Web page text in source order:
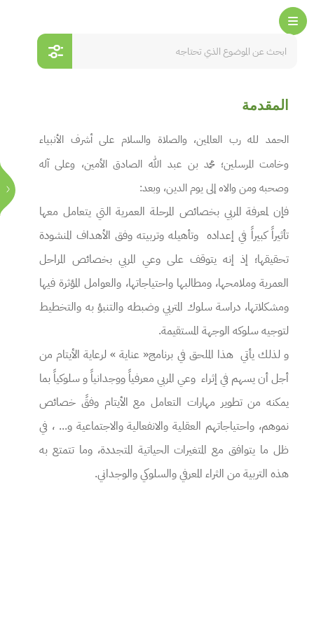
المقدمة
الحمد لله رب العالمين، والصلاة والسلام على أشرف الأنبياء
وخامت المرسلين؛ محمد بن عبد الله الصادق الأمين، وعلى آله
وصحبه ومن والاه إلى يوم الدين، وبعد:
فإن لمعرفة المربي بخصائص المرحلة العمرية التي يتعامل معها
تأثيراً كبيراً في إعداده وتأهيله وتربيته وفق الأهداف المنشودة
تحقيقها؛ إذ إنه يتوقف على وعي المربي بخصائص المراحل
العمرية وملامحها، ومطالبها واحتياجاتها، والعوامل المؤثرة فيها
ومشكلاتها، دراسة سلوك المتربي وضبطه والتنبؤ به والتخطيط
لتوجيه سلوكه الوجهة المستقيمة.
و لذلك يأتي هذا الملحق في برنامج« عناية » لرعاية الأيتام من
أجل أن يسهم في إثراء وعي المربي معرفياً ووجدانياً و سلوكياً بما
يمكنه من تطوير مهارات التعامل مع الأيتام وفقً خصائص
نموهم، واحتياجاتهم العقلية والانفعالية والاجتماعية و... ، في
ظل ما يتوافق مع المتغيرات الحياتية المتجددة، وما تتمتع به
هذه التربية من الثراء المعرفي والسلوكي والوجداني.